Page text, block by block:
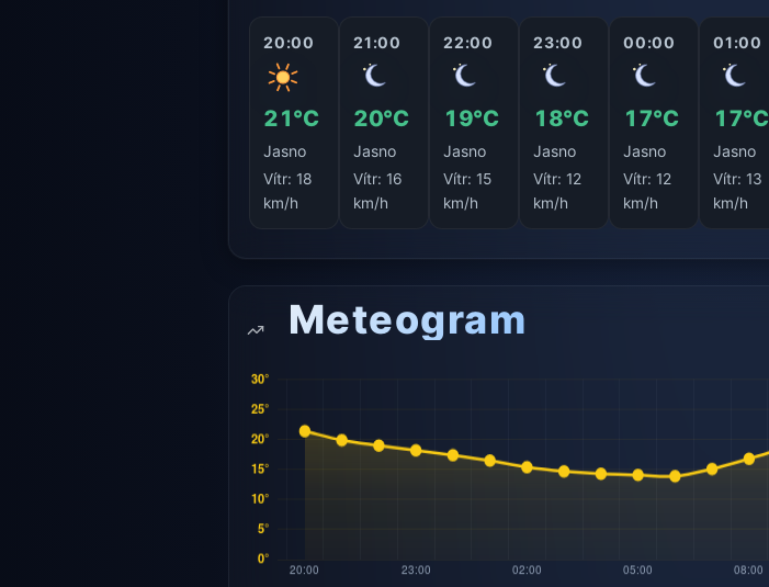
20:00
21°C
Jasno
Vítr:18
km/h
21:00
20°C
Jasno
Vítr:16
km/h
22:00
19°C
Jasno
Vítr:15
km/h
23:00
18°C
Jasno
Vítr:12
km/h
00:00
17°C
Jasno
Vítr:12
km/h
01:00
17°C
Jasno
Vítr:13
km/h
Meteogram